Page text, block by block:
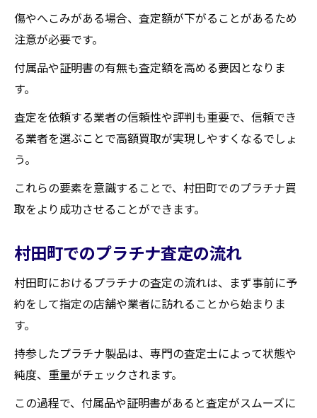
傷やへこみがある場合、査定額が下がることがあるため
注意が必要です。
付属品や証明書の有無も査定額を高める要因となりま
す。
査定を依頼する業者の信頼性や評判も重要で、信頼でき
る業者を選ぶことで高額買取が実現しやすくなるでしょ
う。
これらの要素を意識することで、村田町でのプラチナ買
取をより成功させることができます。
村田町でのプラチナ査定の流れ
村田町におけるプラチナの査定の流れは、まず事前に予
約をして指定の店舗や業者に訪れることから始まりま
す。
持参したプラチナ製品は、専門の査定士によって状態や
純度、重量がチェックされます。
この過程で、付属品や証明書があると査定がスムーズに